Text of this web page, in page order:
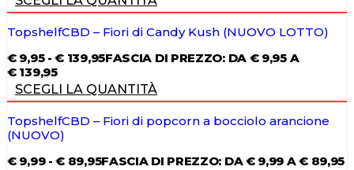
TopshelfCBD – Fiori di Candy Kush (NUOVO LOTTO)
€9,95 - € 139,95FASCIA DI PREZZO: DA € 9,95 A
€ 139,95
SCEGLI LA QUANTITÀ
TopshelfCBD – Fiori di popcorn a bocciolo arancione
(NUOVO)
€9,99 - € 89,95FASCIA DI PREZZO: DA € 9,99 A € 89,95